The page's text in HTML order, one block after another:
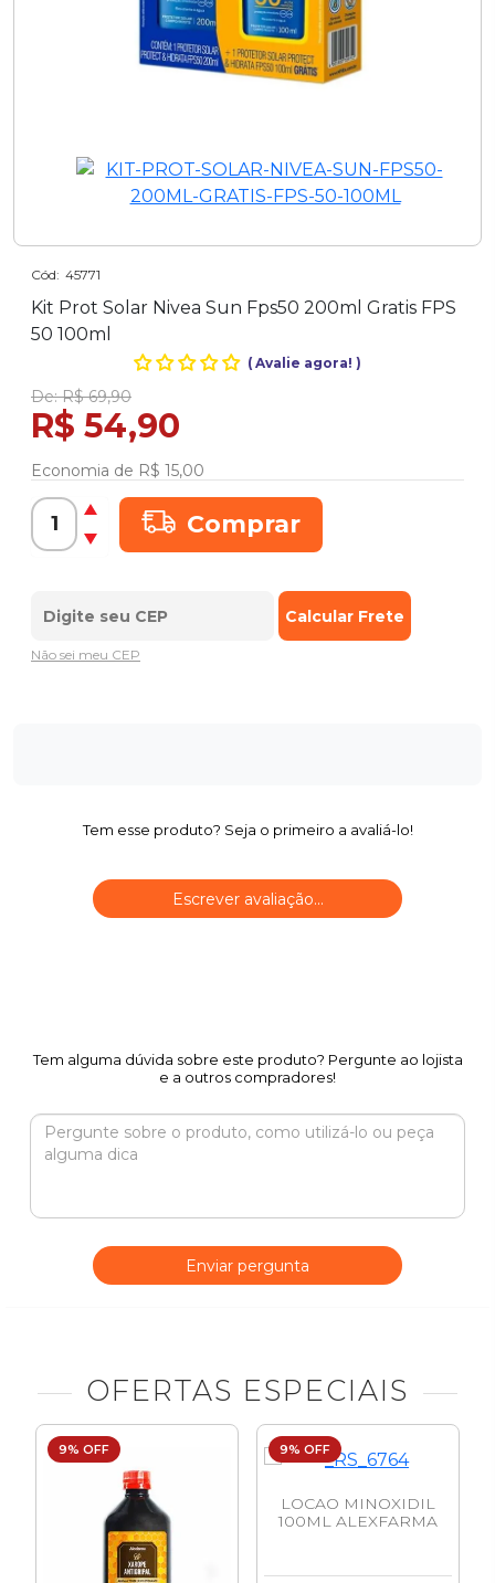
Cód: 45771
Kit Prot Solar Nivea Sun Fps50 200ml Gratis FPS
50 100ml
(Avalie agora! )
De:R$ 69,90
R$ 54,90
Economia de R$ 15,00
Comprar
Não sei meu CEP
Tem esse produto? Seja o primeiro a avaliá-lo!
Escrever avaliação...
Tem alguma dúvida sobre este produto? Pergunte ao lojista
e a outros compradores!
Enviar pergunta
OFERTAS ESPECIAIS
9% OFF 9% OFF
LOCAO MINOXIDIL
100ML ALEXFARMA